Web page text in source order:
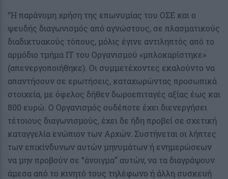
“Η παράνομη χρήση της επωνυμίας του ΟΣΕ και ο
ψευδής διαγωνισμός από αγνώστους, σε πλασματικούς
διαδικτυακούς τόπους, μόλις έγινε αντιληπτός από το
αρμόδιο τμήμα ΙΤ του Οργανισμού «μπλοκαρίστηκε»
(απενεργοποιήθηκε). Οι συμμετέχοντες εκαλούντο να
απαντήσουν σε ερωτήσεις, καταχωρώντας προσωπικά
στοιχεία, με όφελος δήθεν δωροεπιταγές αξίας έως και
800 ευρώ. Ο Οργανισμός ουδέποτε έχει διενεργήσει
τέτοιους διαγωνισμούς, έχει δε ήδη προβεί σε σχετική
καταγγελία ενώπιον των Αρχών. Συστήνεται οι λήπτες
των επικίνδυνων αυτών μηνυμάτων ή ενημερώσεων
να μην προβούν σε “άνοιγμα” αυτών, να τα διαγράψουν
άμεσα από το κινητό τους τηλέφωνο ή άλλη συσκευή